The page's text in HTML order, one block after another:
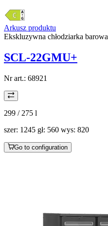
Arkusz produktu
Ekskluzywna chłodziarka barowa
SCL-22GMU+
Nr art.: 68921
299 / 275 l
szer: 1245 gł: 560 wys: 820
Go to configuration